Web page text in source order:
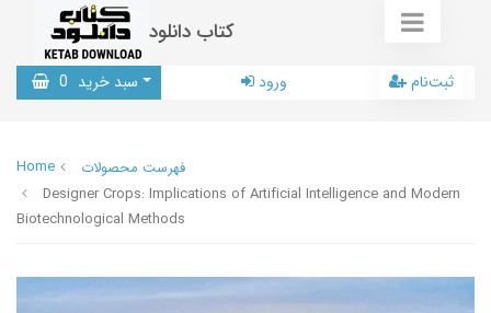
کتاب دانلود
سبد خرید 0 ورود ثبت‌نام
Home
فهرست محصولات
Designer Crops: Implications of Artificial Intelligence and Modern
Biotechnological Methods